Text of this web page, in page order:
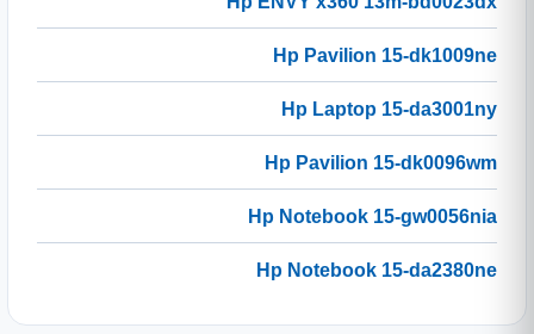
Hp Pavilion 15-dk1009ne
Hp Laptop 15-da3001ny
Hp Pavilion 15-dk0096wm
Hp Notebook 15-gw0056nia
Hp Notebook 15-da2380ne